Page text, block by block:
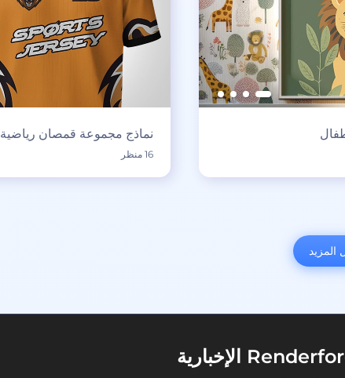
نماذج مجموعة قمصان رياضية
16 منظر
المزيد